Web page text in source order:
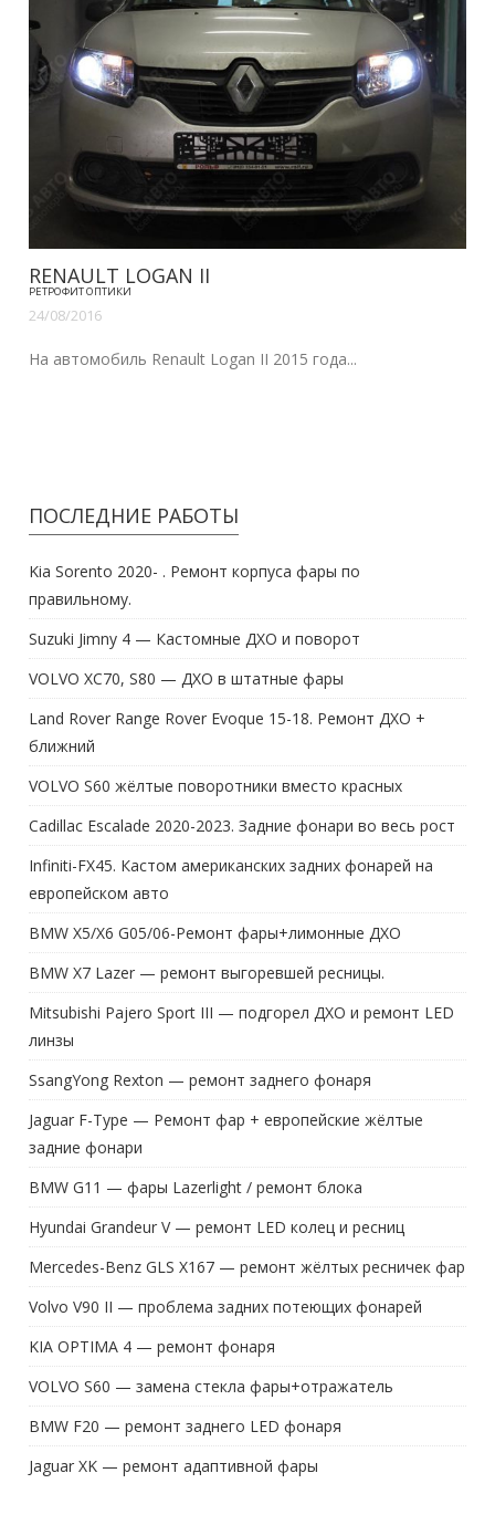
RENAULT LOGAN II
РЕТРОФИТ ОПТИКИ
24/08/2016
На автомобиль Renault Logan II 2015 года...
ПОСЛЕДНИЕ РАБОТЫ
Kia Sorento 2020- . Ремонт корпуса фары по
правильному.
Suzuki Jimny 4 — Кастомные ДХО и поворот
VOLVO XC70, S80 — ДХО в штатные фары
Land Rover Range Rover Evoque 15-18. Ремонт ДХО +
ближний
VOLVO S60 жёлтые поворотники вместо красных
Cadillac Escalade 2020-2023. Задние фонари во весь рост
Infiniti-FX45. Кастом американских задних фонарей на
европейском авто
BMW X5/X6 G05/06-Ремонт фары+лимонные ДХО
BMW X7 Lazer — ремонт выгоревшей ресницы.
Mitsubishi Pajero Sport III — подгорел ДХО и ремонт LED
линзы
SsangYong Rexton — ремонт заднего фонаря
Jaguar F-Type — Ремонт фар + европейские жёлтые
задние фонари
BMW G11 — фары Lazerlight / ремонт блока
Hyundai Grandeur V — ремонт LED колец и ресниц
Mercedes-Benz GLS X167 — ремонт жёлтых ресничек фар
Volvo V90 II — проблема задних потеющих фонарей
KIA OPTIMA 4 — ремонт фонаря
VOLVO S60 — замена стекла фары+отражатель
BMW F20 — ремонт заднего LED фонаря
Jaguar XK — ремонт адаптивной фары